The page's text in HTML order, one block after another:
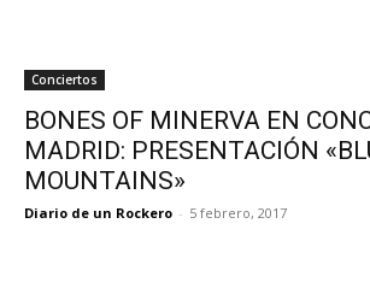
Conciertos
BONES OF MINERVA EN
MADRID: PRESENTACIÓN
MOUNTAINS»
Diario de un Rockero - 5 febrero, 2017